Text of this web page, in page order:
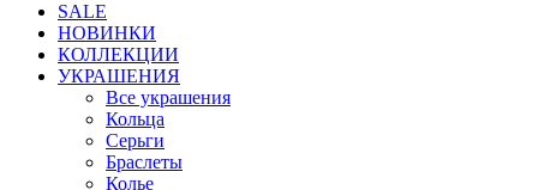
SALE
НОВИНКИ
КОЛЛЕКЦИИ
УКРАШЕНИЯ
Все украшения
Кольца
Серьги
Браслеты
Колье